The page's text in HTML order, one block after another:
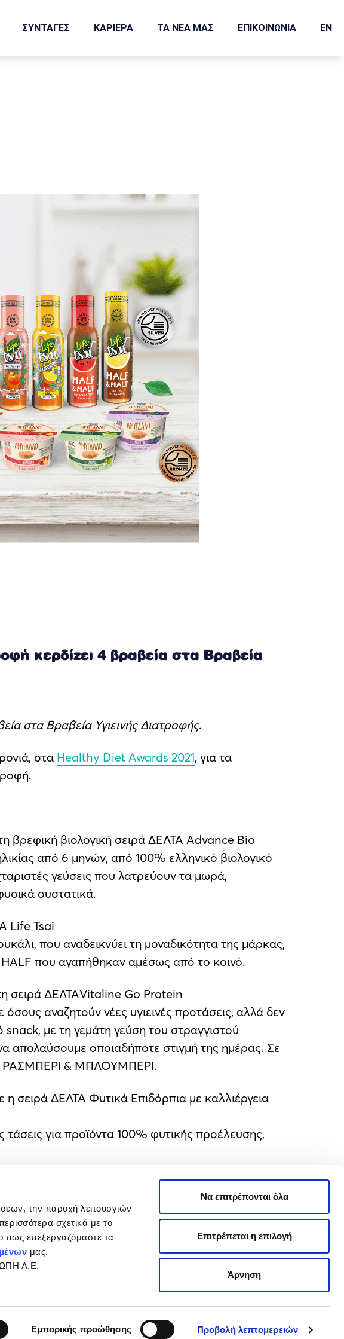
την παροχή λειτουργιών
σχετικά με το
πως επεξεργαζόμαστε τα
μας.
Α.Ε.
Εμπορικής προώθησης Προβολή λεπτομερειών
Να επιτρέπονται όλα
Επιτρέπεται η επιλογή
Άρνηση
ΣΥΝΤΑΓΕΣ ΚΑΡΙΕΡΑ ΤΑ ΝΕΑ ΜΑΣ ΕΠΙΚΟΙΝΩΝΙΑ EN
κερδίζει 4 βραβεία στα Βραβεία
στα Βραβεία Υγιεινής Διατροφής.
στα Healthy Diet Awards 2021, για τα
βρεφική βιολογική σειρά ΔΕΛΤΑ Advance Bio
από 6 μηνών, από 100% ελληνικό βιολογικό
γεύσεις που λατρεύουν τα μωρά,
συστατικά.
Life Tsai
που αναδεικνύει τη μοναδικότητα της μάρκας,
HALF που αγαπήθηκαν αμέσως από το κοινό.
σειρά ΔΕΛΤΑVitaline Go Protein
αναζητούν νέες υγιεινές προτάσεις, αλλά δεν
snack, με τη γεμάτη γεύση του στραγγιστού
απολαύσουμε οποιαδήποτε στιγμή της ημέρας. Σε
ΡΑΣΜΠΕΡΙ & ΜΠΛΟΥΜΠΕΡΙ.
σειρά ΔΕΛΤΑ Φυτικά Επιδόρπια με καλλιέργεια
για προϊόντα 100% φυτικής προέλευσης,
ποιότητας και υψηλής διατροφικής αξίας, τα
Ως επιστέγασμα της δέσμευσής της να
την κοινωνία και το περιβάλλον, το 2020 η ΔΕΛΤΑ
της, μεταξύ των οποίων και του Κορυφαίου
Εξαγωγές